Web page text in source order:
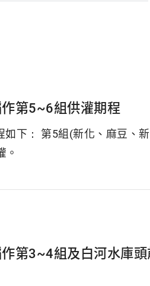
第5~6組供灌期程
下： 第5組(新化、麻豆、
。
第3~4組及白河水庫